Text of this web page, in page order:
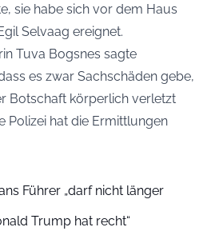
sie habe sich vor dem Haus
Selvaag ereignet.
Tuva Bogsnes sagte
es zwar Sachschäden gebe,
Botschaft körperlich verletzt
Polizei hat die Ermittlungen
Führer „darf nicht länger
Trump hat recht“